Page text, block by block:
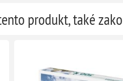
produkt, také